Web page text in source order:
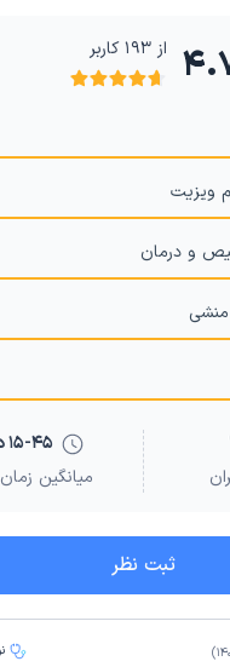
ندول های تار صوتی
از 193کاربر
ویزیت
و درمان
منشی
15-45 دقیقه
میانگین زمان
ثبت نظر
)